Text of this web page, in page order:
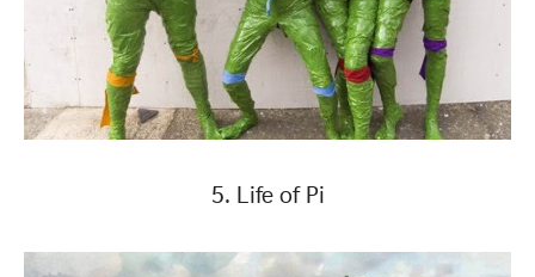
5. Life of Pi